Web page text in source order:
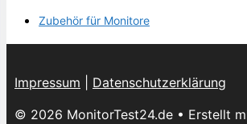
Zubehör für Monitore
Impressum
Datenschutzerklärung
© 2026 MonitorTest24.de • Erstellt